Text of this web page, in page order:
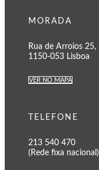
MORADA
Rua de Arroios 25,
1150-053 Lisboa
VER NO MAPA
TELEFONE
213 540 470
(Rede fixa nacional)